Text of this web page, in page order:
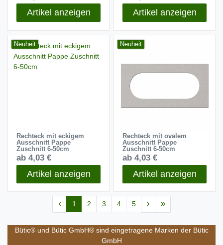
Artikel anzeigen Artikel anzeigen
Neuheit
Rechteck mit eckigem
Ausschnitt Pappe
Zuschnitt 6-50cm
ab 4,03 €
Artikel anzeigen
Neuheit
Rechteck mit ovalem
Ausschnitt Pappe
Zuschnitt 6-50cm
ab 4,03 €
Artikel anzeigen
1 2 3 4 5
Bütic® und Bütic GmbH® sind eingetragene Marken der Bütic
GmbH